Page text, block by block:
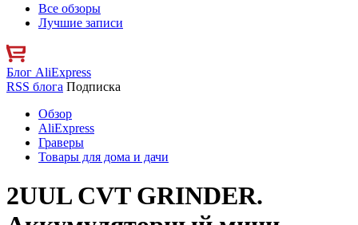
Все обзоры
Лучшие записи
Блог AliExpress
RSS блога Подписка
Обзор
AliExpress
Граверы
Товары для дома и дачи
2UUL CVT GRINDER.